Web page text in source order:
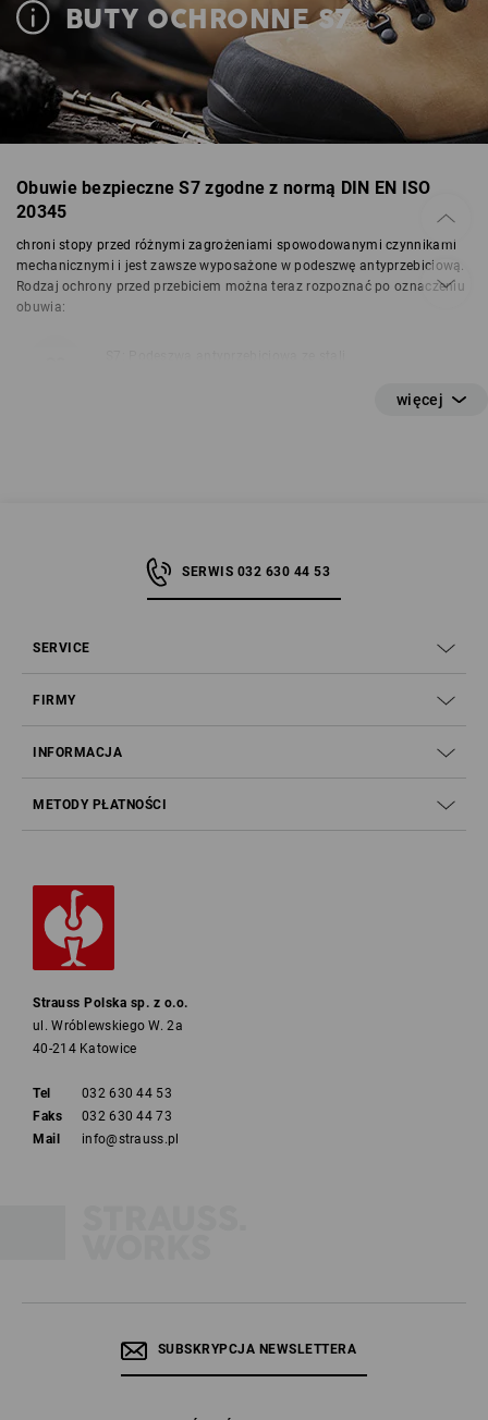
BUTY OCHRONNE S7
Obuwie bezpieczne S7 zgodne z normą DIN EN ISO
20345
chroni stopy przed różnymi zagrożeniami spowodowanymi czynnikami
mechanicznymi i jest zawsze wyposażone w podeszwę antyprzebiciową.
Rodzaj ochrony przed przebiciem można teraz rozpoznać po oznaczeniu
obuwia:
wywierania nacisku na antyprzebiciową podeszwę tekstylną. Gwóźdź o
mniejszej średnicy (3,5 mm) wytwarza większy nacisk, dlatego ochrona
Pełna wodoszczelność
Właściwości ochronne modeli S7 są identyczne jak w przypadku kategorii
S3:
podnoski ochronne
właściwości antystatyczne
zakryta pięta
pełna wodoszczelność dzięki membranie chroniącej przed
warunkami atmosferycznymi (w przypadku większości butów
Tylko obuwie, które spełnia kryterium WR – water resistant
w przyszłości certyfikowane wg kategorii S6.
SERWIS 032 630 44 53
SERVICE
FIRMY
INFORMACJA
METODY PŁATNOŚCI
Strauss Polska sp. z o.o.
ul. Wróblewskiego W. 2a
40-214 Katowice
Tel
032 630 44 53
Faks
032 630 44 73
Mail
info@strauss.pl
SUBSKRYPCJA NEWSLETTERA